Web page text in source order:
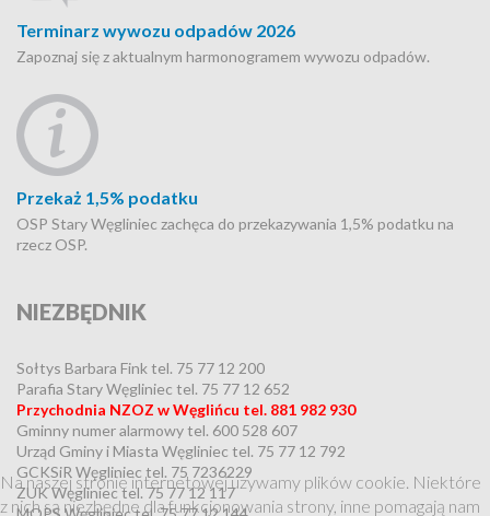
Terminarz wywozu odpadów 2026
Zapoznaj się z aktualnym harmonogramem wywozu odpadów.
Przekaż 1,5% podatku
OSP Stary Węgliniec zachęca do przekazywania 1,5% podatku na
rzecz OSP.
NIEZBĘDNIK
Sołtys Barbara Fink tel. 75 77 12 200
Parafia Stary Węgliniec tel. 75 77 12 652
Przychodnia NZOZ w Węglińcu tel. 881 982 930
Gminny numer alarmowy tel. 600 528 607
Urząd Gminy i Miasta Węgliniec tel. 75 77 12 792
GCKSiR Węgliniec tel. 75 7236229
ZUK Węgliniec tel. 75 77 12 117
Na naszej stronie internetowej używamy plików cookie. Niektóre
z nich są niezbędne dla funkcjonowania strony, inne pomagają nam